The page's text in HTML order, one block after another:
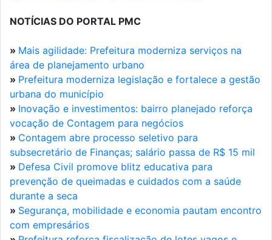
NOTÍCIAS DO PORTAL PMC
» Mais agilidade: Prefeitura moderniza serviços na
área de planejamento urbano
» Prefeitura moderniza legislação e fortalece a gestão
urbana do município
» Inovação e investimentos: bairro planejado reforça
vocação de Contagem para negócios
» Contagem abre processo seletivo para
subsecretário de Finanças; salário passa de R$ 15 mil
» Defesa Civil promove blitz educativa para
prevenção de queimadas e cuidados com a saúde
durante a seca
» Segurança, mobilidade e economia pautam encontro
com empresários